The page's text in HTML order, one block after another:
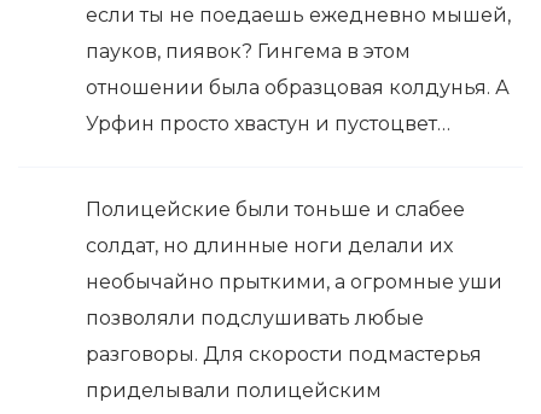
если ты не поедаешь ежедневно мышей,
пауков, пиявок? Гингема в этом
отношении была образцовая колдунья. А
Урфин просто хвастун и пустоцвет…
Полицейские были тоньше и слабее
солдат, но длинные ноги делали их
необычайно прыткими, а огромные уши
позволяли подслушивать любые
разговоры. Для скорости подмастерья
приделывали полицейским